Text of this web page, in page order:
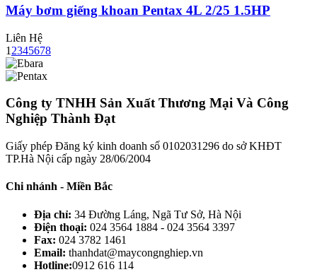
Máy bơm giếng khoan Pentax 4L 2/25 1.5HP
Liên Hệ
1 2345678
Công ty TNHH Sản Xuất Thương Mại Và Công
Nghiệp Thành Đạt
Giấy phép Đăng ký kinh doanh số 0102031296 do sở KHĐT
TP.Hà Nội cấp ngày 28/06/2004
Chi nhánh - Miền Bắc
Địa chỉ: 34 Đường Láng, Ngã Tư Sở, Hà Nội
Điện thoại: 024 3564 1884 - 024 3564 3397
Fax: 024 3782 1461
Email: thanhdat@maycongnghiep.vn
Hotline:0912 616 114